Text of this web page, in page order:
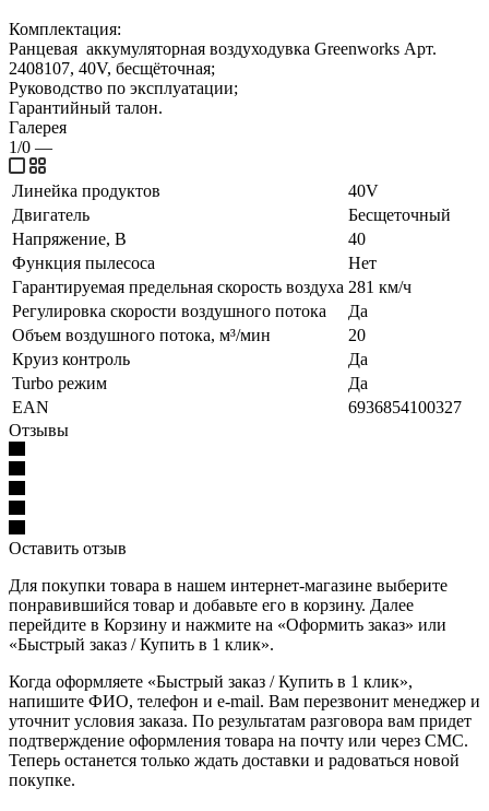
Комплектация:
Ранцевая аккумуляторная воздуходувка Greenworks Арт.
2408107, 40V, бесщёточная;
Руководство по эксплуатации;
Гарантийный талон.
Галерея
1/0 —
Линейка продуктов
40V
Двигатель
Бесщеточный
Напряжение, В
40
Функция пылесоса
Нет
Гарантируемая предельная скорость воздуха 281 км/ч
Регулировка скорости воздушного потока
Да
Объем воздушного потока, м³/мин
20
Круиз контроль
Да
Turbo режим
Да
EAN
6936854100327
Отзывы
Оставить отзыв
Для покупки товара в нашем интернет-магазине выберите
понравившийся товар и добавьте его в корзину. Далее
перейдите в Корзину и нажмите на «Оформить заказ» или
«Быстрый заказ / Купить в 1 клик».
Когда оформляете «Быстрый заказ / Купить в 1 клик»,
напишите ФИО, телефон и e-mail. Вам перезвонит менеджер и
уточнит условия заказа. По результатам разговора вам придет
подтверждение оформления товара на почту или через СМС.
Теперь останется только ждать доставки и радоваться новой
покупке.